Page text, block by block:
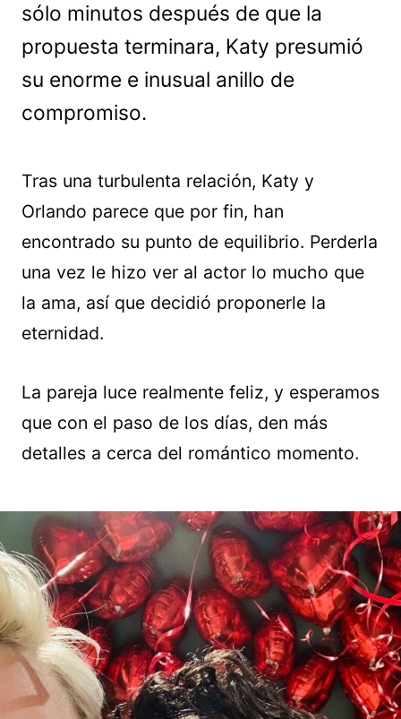
sólo minutos después de que la
propuesta terminara, Katy presumió
su enorme e inusual anillo de
compromiso.
Tras una turbulenta relación, Katy y
Orlando parece que por fin, han
encontrado su punto de equilibrio. Perderla
una vez le hizo ver al actor lo mucho que
la ama, así que decidió proponerle la
eternidad.
La pareja luce realmente feliz, y esperamos
que con el paso de los días, den más
detalles a cerca del romántico momento.